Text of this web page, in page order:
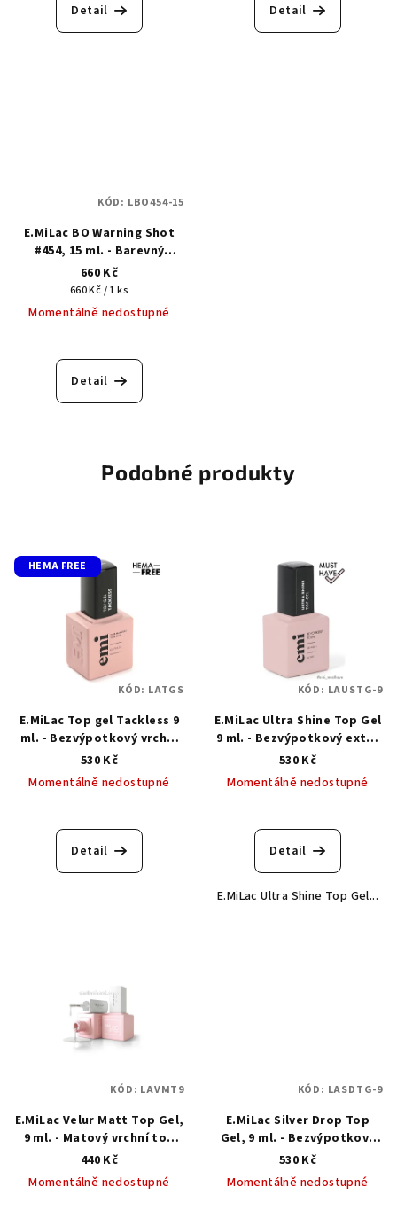
Detail Detail
E.MiLac BO Warning Shot
#454, 15 ml. - Barevný
gellak
660 Kč
Měrná
cena:
660 Kč / 1 ks
Momentálně nedostupné
Detail
KÓD: LBO454-15
Podobné produkty
HEMA FREE
E.MiLac Top gel Tackless 9
ml. - Bezvýpotkový vrchní
top gel
530 Kč
Momentálně nedostupné
hodnocení
produktu
Detail
KÓD: LATGS
E.MiLac Ultra Shine Top Gel
9 ml. - Bezvýpotkový extra
silný vrchní top gel
530 Kč
Momentálně nedostupné
Detail
E.MiLac Ultra Shine Top Gel...
KÓD: LAUSTG-9
E.MiLac Velur Matt Top Gel,
9 ml. - Matový vrchní top
gel
440 Kč
Momentálně nedostupné
KÓD: LAVMT9
E.MiLac Silver Drop Top
Gel, 9 ml. - Bezvýpotkový
vrchní top gel s matnými
stříbrnými vločkami
530 Kč
Momentálně nedostupné
KÓD: LASDTG-9